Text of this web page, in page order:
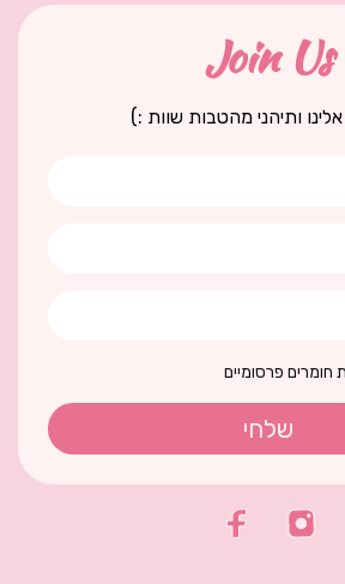
Join Us
ותיהני מהטבות שוות :)
פרסומיים
שלחי